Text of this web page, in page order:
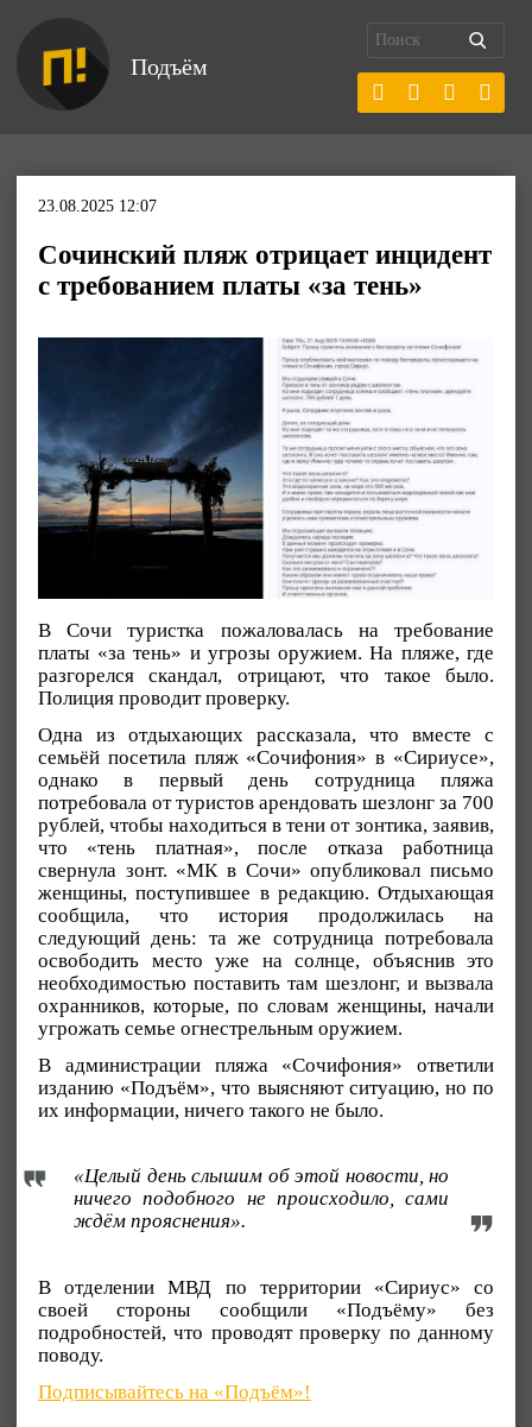
Подъём
23.08.2025 12:07
Сочинский пляж отрицает инцидент
с требованием платы «за тень»
В Сочи туристка пожаловалась на требование
платы «за тень» и угрозы оружием. На пляже, где
разгорелся скандал, отрицают, что такое было.
Полиция проводит проверку.
Одна из отдыхающих рассказала, что вместе с
семьёй посетила пляж «Сочифония» в «Сириусе»,
однако в первый день сотрудница пляжа
потребовала от туристов арендовать шезлонг за 700
рублей, чтобы находиться в тени от зонтика, заявив,
что «тень платная», после отказа работница
свернула зонт. «МК в Сочи» опубликовал письмо
женщины, поступившее в редакцию. Отдыхающая
сообщила, что история продолжилась на
следующий день: та же сотрудница потребовала
освободить место уже на солнце, объяснив это
необходимостью поставить там шезлонг, и вызвала
охранников, которые, по словам женщины, начали
угрожать семье огнестрельным оружием.
В администрации пляжа «Сочифония» ответили
изданию «Подъём», что выясняют ситуацию, но по
их информации, ничего такого не было.
«Целый день слышим об этой новости, но
ничего подобного не происходило, сами
ждём прояснения».
В отделении МВД по территории «Сириус» со
своей стороны сообщили «Подъёму» без
подробностей, что проводят проверку по данному
поводу.
Подписывайтесь на «Подъём»!